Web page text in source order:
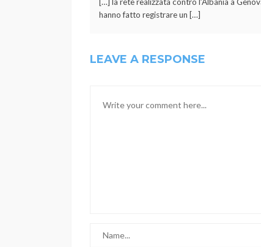
hanno fatto registrare un […]
LEAVE A RESPONSE